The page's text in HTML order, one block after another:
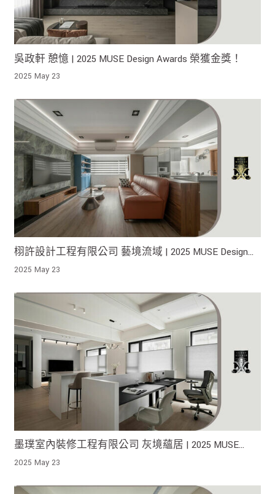
吳政軒 憩憶 | 2025 MUSE Design Awards 榮獲金獎！
2025 May 23
栩許設計工程有限公司 藝境流域 | 2025 MUSE Design
Awards 榮獲金獎！
2025 May 23
墨璞室內裝修工程有限公司 灰境蘊居 | 2025 MUSE
Design Awards 榮獲銀獎！
2025 May 23